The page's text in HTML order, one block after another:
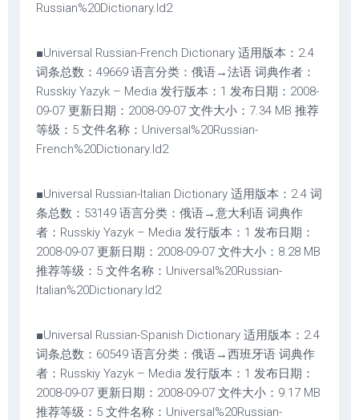
Russian%20Dictionary.ld2
■Universal Russian-French Dictionary 适用版本：2.4
词条总数：49669 语言分类：俄语→法语 词典作者：
Russkiy Yazyk – Media 发行版本：1 发布日期：2008-
09-07 更新日期：2008-09-07 文件大小：7.34 MB 推荐
等级：5 文件名称：Universal%20Russian-
French%20Dictionary.ld2
■Universal Russian-Italian Dictionary 适用版本：2.4 词
条总数：53149 语言分类：俄语→意大利语 词典作
者：Russkiy Yazyk – Media 发行版本：1 发布日期：
2008-09-07 更新日期：2008-09-07 文件大小：8.28 MB
推荐等级：5 文件名称：Universal%20Russian-
Italian%20Dictionary.ld2
■Universal Russian-Spanish Dictionary 适用版本：2.4
词条总数：60549 语言分类：俄语→西班牙语 词典作
者：Russkiy Yazyk – Media 发行版本：1 发布日期：
2008-09-07 更新日期：2008-09-07 文件大小：9.17 MB
推荐等级：5 文件名称：Universal%20Russian-